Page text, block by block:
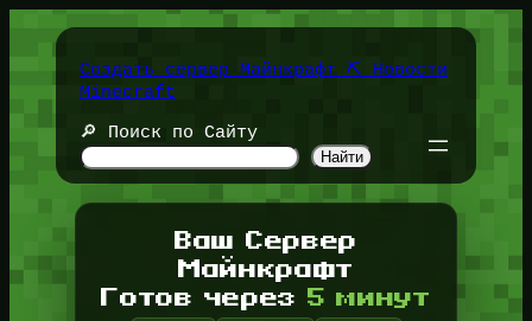
содержимомуСоздать сервер Майнкрафт ⛏️ Новости
Minecraft
🔎 Поиск по Сайту
Найти
Ваш Сервер
Майнкрафт
Готов через 5 минут